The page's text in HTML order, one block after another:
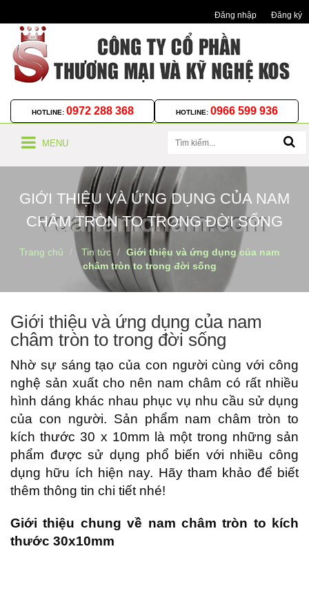
Đăng nhập Đăng ký
HOTLINE: 0972 288 368 HOTLINE: 0966 599 936
MENU
GIỚI THIỆU VÀ ỨNG DỤNG CỦA NAM
CHÂM TRÒN TO TRONG ĐỜI SỐNG
Trang chủ Tin tức
Giới thiệu và ứng dụng của nam
châm tròn to trong đời sống
Giới thiệu và ứng dụng của nam
châm tròn to trong đời sống
Nhờ sự sáng tạo của con người cùng với công
nghệ sản xuất cho nên nam châm có rất nhiều
hình dáng khác nhau phục vụ nhu cầu sử dụng
của con người. Sản phẩm nam châm tròn to
kích thước 30 x 10mm là một trong những sản
phẩm được sử dụng phổ biến với nhiều công
dụng hữu ích hiện nay. Hãy tham khảo để biết
thêm thông tin chi tiết nhé!
Giới thiệu chung về nam châm tròn to kích
thước 30x10mm